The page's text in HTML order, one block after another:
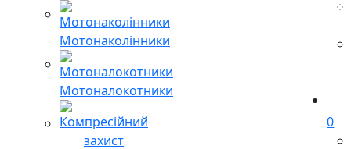
Мотонаколінники
Мотоналокотники
0